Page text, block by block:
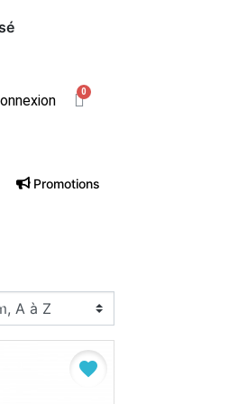
Promotions
favorite